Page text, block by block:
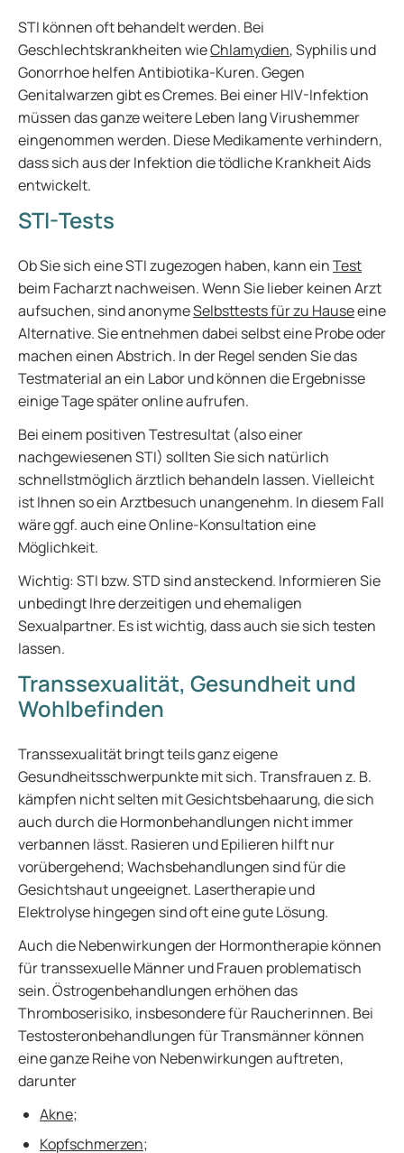
STI können oft behandelt werden. Bei
Geschlechtskrankheiten wieChlamydien, Syphilis und
Gonorrhoe helfen Antibiotika-Kuren. Gegen
Genitalwarzen gibt es Cremes. Bei einer HIV-Infektion
müssen das ganze weitere Leben lang Virushemmer
eingenommen werden. Diese Medikamente verhindern,
dass sich aus der Infektion die tödliche Krankheit Aids
entwickelt.
STI-Tests
Ob Sie sich eine STI zugezogen haben, kann einTest
beim Facharzt nachweisen. Wenn Sie lieber keinen Arzt
aufsuchen, sind anonymeSelbsttests für zu Hauseeine
Alternative. Sie entnehmen dabei selbst eine Probe oder
machen einen Abstrich. In der Regel senden Sie das
Testmaterial an ein Labor und können die Ergebnisse
einige Tage später online aufrufen.
Bei einem positiven Testresultat (also einer
nachgewiesenen STI) sollten Sie sich natürlich
schnellstmöglich ärztlich behandeln lassen. Vielleicht
ist Ihnen so ein Arztbesuch unangenehm. In diesem Fall
wäre ggf. auch eine Online-Konsultation eine
Möglichkeit.
Wichtig: STI bzw. STD sind ansteckend. Informieren Sie
unbedingt Ihre derzeitigen und ehemaligen
Sexualpartner. Es ist wichtig, dass auch sie sich testen
lassen.
Transsexualität, Gesundheit und
Wohlbefinden
Transsexualität bringt teils ganz eigene
Gesundheitsschwerpunkte mit sich. Transfrauen z. B.
kämpfen nicht selten mit Gesichtsbehaarung, die sich
auch durch die Hormonbehandlungen nicht immer
verbannen lässt. Rasieren und Epilieren hilft nur
vorübergehend; Wachsbehandlungen sind für die
Gesichtshaut ungeeignet. Lasertherapie und
Elektrolyse hingegen sind oft eine gute Lösung.
Auch die Nebenwirkungen der Hormontherapie können
für transsexuelle Männer und Frauen problematisch
sein. Östrogenbehandlungen erhöhen das
Thromboserisiko, insbesondere für Raucherinnen. Bei
Testosteronbehandlungen für Transmänner können
eine ganze Reihe von Nebenwirkungen auftreten,
darunter
Akne;
Kopfschmerzen;